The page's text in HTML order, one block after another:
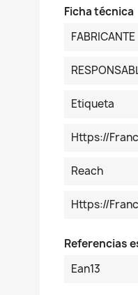
Ficha técnica
FABRICANTE
Etiqueta
Https://
Reach
Https://
Referencias
Ean13